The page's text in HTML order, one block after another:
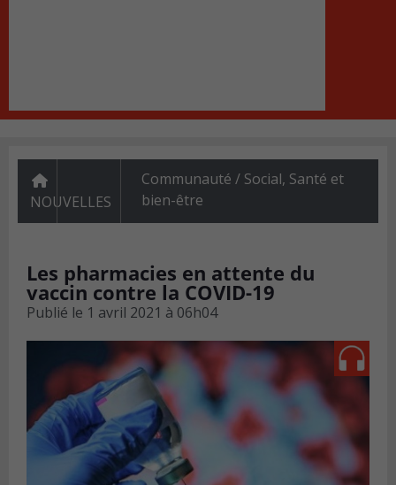
NOUVELLES
Communauté / Social, Santé et
bien-être
Les pharmacies en attente du
vaccin contre la COVID-19
Publié le 1 avril 2021 à 06h04